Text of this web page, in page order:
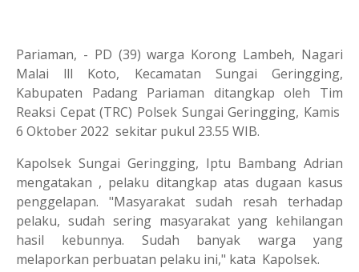
Pariaman, - PD (39) warga Korong Lambeh, Nagari
Malai lll Koto, Kecamatan Sungai Geringging,
Kabupaten Padang Pariaman ditangkap oleh Tim
Reaksi Cepat (TRC) Polsek Sungai Geringging, Kamis
6 Oktober 2022 sekitar pukul 23.55 WIB.
Kapolsek Sungai Geringging, Iptu Bambang Adrian
mengatakan , pelaku ditangkap atas dugaan kasus
penggelapan. "Masyarakat sudah resah terhadap
pelaku, sudah sering masyarakat yang kehilangan
hasil kebunnya. Sudah banyak warga yang
melaporkan perbuatan pelaku ini," kata Kapolsek.